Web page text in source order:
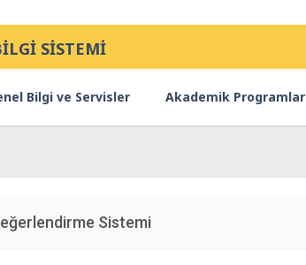
SİSTEMİ
Bilgi ve Servisler Akademik Programlar
Sistemi